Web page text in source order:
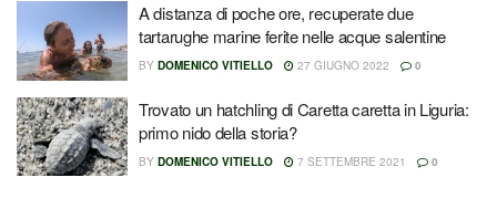
A distanza di poche ore, recuperate due
tartarughe marine ferite nelle acque salentine
BY DOMENICO VITIELLO 27 GIUGNO 2022 0
Trovato un hatchling di Caretta caretta in Liguria:
primo nido della storia?
BY DOMENICO VITIELLO 7 SETTEMBRE 2021 0